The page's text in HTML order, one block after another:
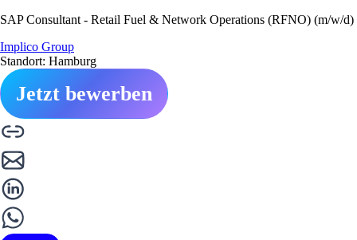
SAP Consultant - Retail Fuel & Network Operations (RFNO) (m/w/d)
Implico Group
Standort: Hamburg
Jetzt bewerben